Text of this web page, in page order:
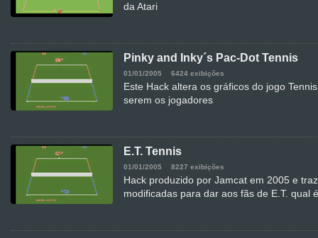
da Atari
Pinky and Inky´s Pac-Dot Tennis
01/01/2005 6424 exibições
Este Hack altera os gráficos do jogo
serem os jogadores
E.T. Tennis
01/01/2005 8227 exibições
Hack produzido por Jamcat em 2005 e
modificadas para dar aos fãs de E.T. qual